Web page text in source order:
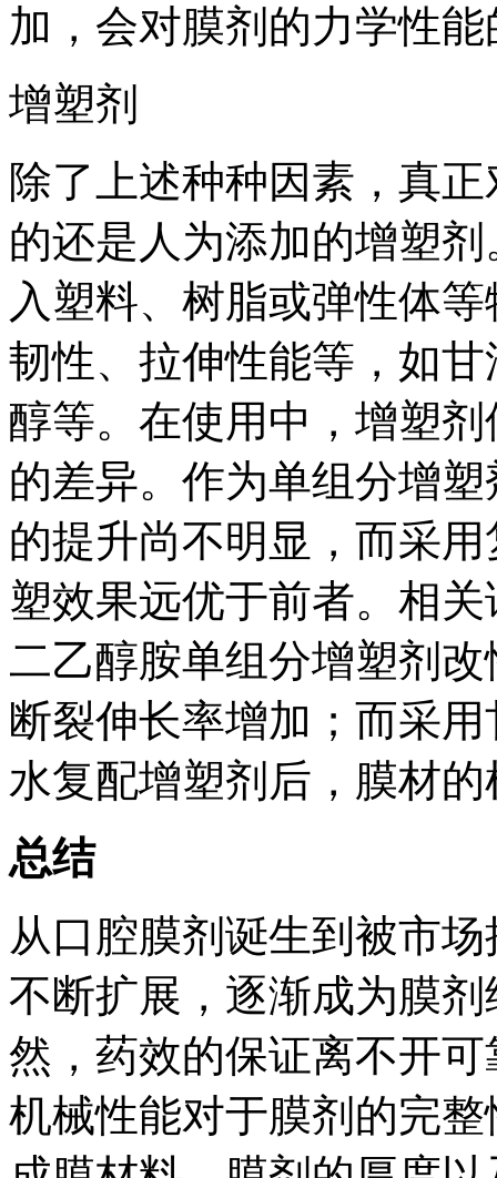
加，会对膜剂的力学性
增塑剂
除了上述种种因素，真
的还是人为添加的增塑
入塑料、树脂或弹性体
韧性、拉伸性能等，如
醇等。在使用中，增塑
的差异。作为单组分增
的提升尚不明显，而采
塑效果远优于前者。相
二乙醇胺单组分增塑剂
断裂伸长率增加；而采
水复配增塑剂后，膜材
总结
从口腔膜剂诞生到被市
不断扩展，逐渐成为膜
然，药效的保证离不开
机械性能对于膜剂的完